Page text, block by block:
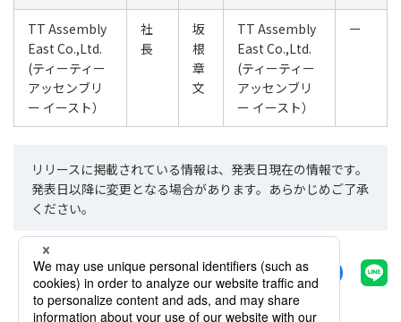
TT Assembly
East Co.,Ltd.
(ティーティー
アッセンブリ
ー イースト）
社
長
坂
根
章
文
TT Assembly
East Co.,Ltd.
(ティーティー
アッセンブリ
ー イースト）
ー
リリースに掲載されている情報は、発表日現在の情報です。
発表日以降に変更となる場合があります。あらかじめご了承
ください。
シェアする